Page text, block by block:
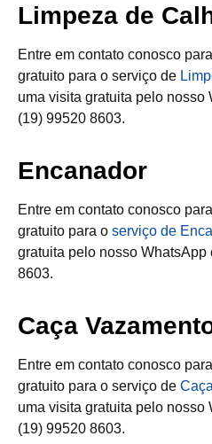
Limpeza de
Entre em contato conosco
gratuito para o serviço de
uma visita gratuita pelo nosso
(19) 99520 8603.
Encanador
Entre em contato conosco
gratuito para o serviço de
gratuita pelo nosso
8603.
Caça
Entre em contato conosco
gratuito para o serviço de
uma visita gratuita pelo nosso
(19) 99520 8603.